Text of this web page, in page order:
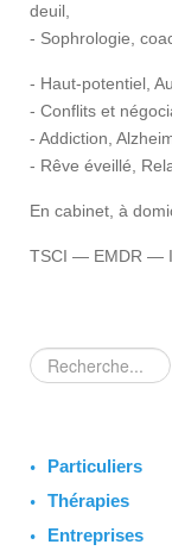
deuil,
- Sophrologie,
- Haut-potentiel,
- Conflits et
- Addiction,
- Rêve éveillé,
En cabinet, à
TSCI — EMDR —
Rechercher
Particuliers
Thérapies
Entreprises